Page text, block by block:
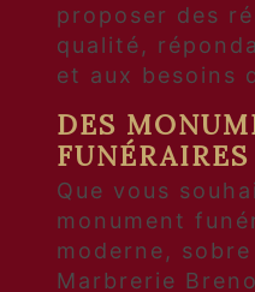
proposer des
qualité,
et aux besoins
DES
Que vous
monument
moderne,
Marbrerie